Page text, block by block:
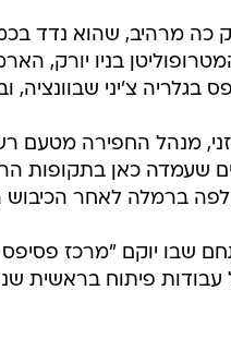
כה מרהיב, שהוא נדד
בניו יורק,
בגלריה צ'יני שבוונציה,
מנהל החפירה מטעם
שעמדה כאן בתקופות
ברמלה לאחר
שבו יוקם "מרכז פסיפס